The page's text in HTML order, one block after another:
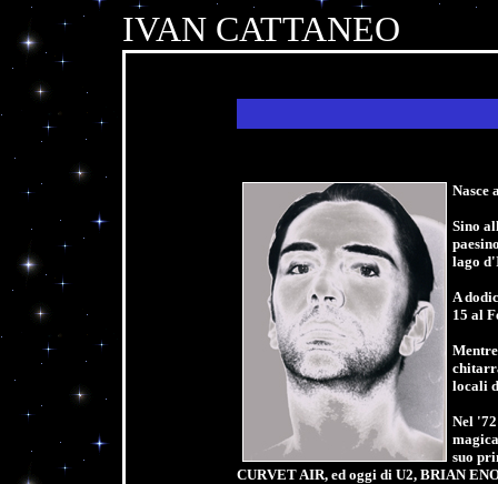
IVAN CATTANEO
Nasce
Sino
lago
A
15 al
locali
Nel
suo
CURVET AIR, ed oggi di U2, BRIAN